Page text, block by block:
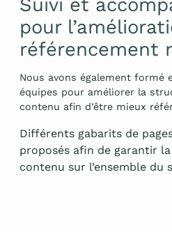
pour
référencement
Nous avons également formé
équipes pour améliorer la
contenu afin d’être mieux
Différents gabarits de
proposés afin de garantir
contenu sur l’ensemble du